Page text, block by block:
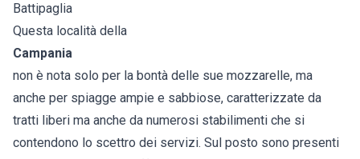
Battipaglia
Questa località della
Campania
non è nota solo per la bontà delle sue mozzarelle, ma
anche per spiagge ampie e sabbiose, caratterizzate da
tratti liberi ma anche da numerosi stabilimenti che si
contendono lo scettro dei servizi. Sul posto sono presenti